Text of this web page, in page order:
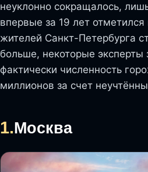
неуклонно сокращалось,
впервые за 19 лет отметился
жителей Санкт-Петербурга
больше, некоторые эксперты
фактически численность
миллионов за счет
1.Москва